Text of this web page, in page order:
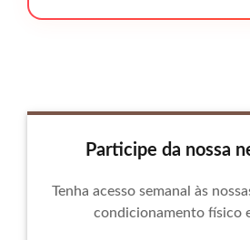
Participe da nossa
Tenha acesso semanal às
condicionamento físico